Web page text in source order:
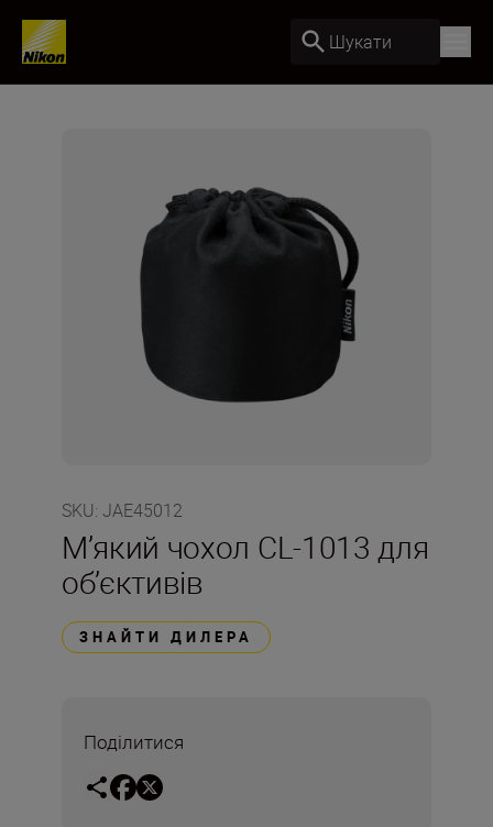
Шукати
SKU: JAE45012
М’який чохол CL-1013 для
об’єктивів
ЗНАЙТИ ДИЛЕРА
Поділитися